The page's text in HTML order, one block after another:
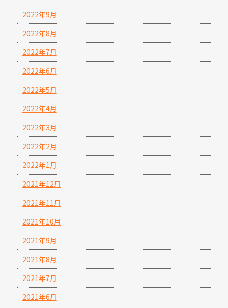
2022年9月
2022年8月
2022年7月
2022年6月
2022年5月
2022年4月
2022年3月
2022年2月
2022年1月
2021年12月
2021年11月
2021年10月
2021年9月
2021年8月
2021年7月
2021年6月